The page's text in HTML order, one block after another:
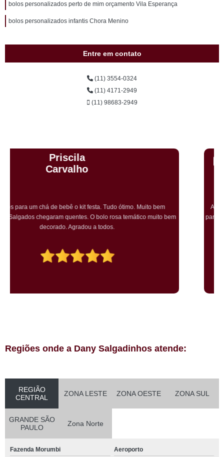
bolos personalizados perto de mim orçamento Vila Esperança
bolos personalizados infantis Chora Menino
Entre em contato
(11) 3554-0324
(11) 4171-2949
(11) 98683-2949
Adorei os salgadinhos tradicionais e os vegetarianos que encomendei
para o aniversário da minha mãe! Todos os convidados gostaram muito! O
preço também foi excelente e tornarei a encomendar!
Regiões onde a Dany Salgadinhos atende:
REGIÃO
CENTRAL
ZONA LESTE ZONA OESTE ZONA SUL
GRANDE SÃO
PAULO
Zona Norte
Fazenda Morumbi Aeroporto